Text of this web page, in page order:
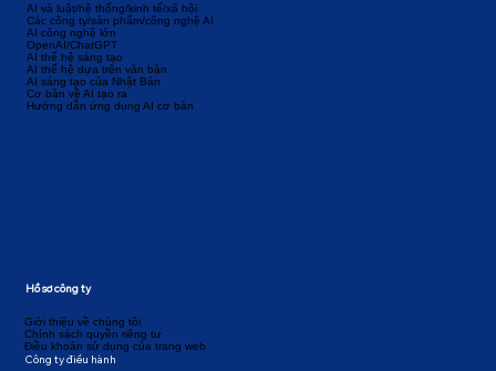
AI và luật/hệ thống/kinh tế/xã hội
Các công ty/sản phẩm/công nghệ AI
AI công nghệ lớn
OpenAI/ChatGPT
AI thế hệ sáng tạo
AI thế hệ dựa trên văn bản
AI sáng tạo của Nhật Bản
Cơ bản về AI tạo ra
Hướng dẫn ứng dụng AI cơ bản
Giới thiệu về chúng tôi
Chính sách quyền riêng tư
Điều khoản sử dụng của trang web
Công ty điều hành
Hồ sơ công ty